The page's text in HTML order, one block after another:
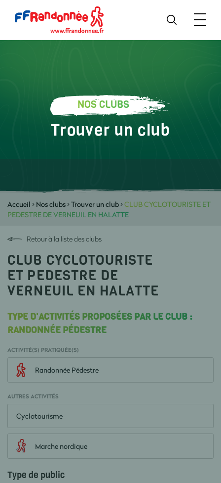
NOS CLUBS
Trouver un club
Accueil > Nos clubs>Trouver un club>CLUB CYCLOTOURISTE ET
PEDESTRE DE VERNEUIL EN HALATTE
Retour à la liste des clubs
CLUB CYCLOTOURISTE
ET PEDESTRE DE
VERNEUIL EN HALATTE
TYPE D'ACTIVITÉS PROPOSÉES PAR LE CLUB :
RANDONNÉE PÉDESTRE
ACTIVITÉ(S) PRATIQUÉE(S)
Randonnée Pédestre
AUTRES ACTIVITÉS
Cyclotourisme
Marche nordique
Type de public